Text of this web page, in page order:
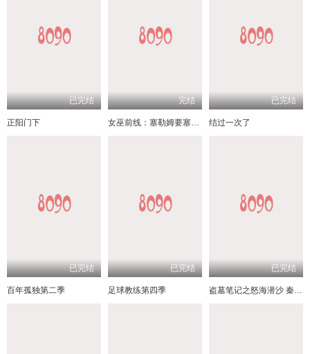
已完结
正阳门下
完结
女巫前线：塞勒姆要塞第三季
已完结
结过一次了
已完结
百年孤独第二季
已完结
足球教练第四季
已完结
盗墓笔记之怒海潜沙 秦岭神树